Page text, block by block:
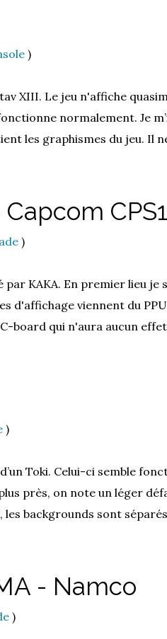
)
XIII. Le jeu n'affiche
normalement. Je
les graphismes du jeu. Il
CPS1
)
par KAKA. En premier lieu je
d'affichage viennent du
board qui n'aura aucun
)
Toki. Celui-ci semble
près, on note un léger
les backgrounds sont
- Namco
)